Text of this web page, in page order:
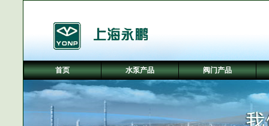
首页 水泵产品 阀门产品